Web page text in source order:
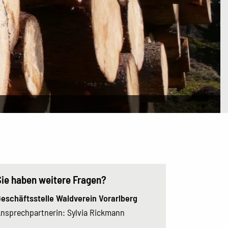
haben weitere Fragen?
Waldverein Vorarlberg
Sylvia Rickmann